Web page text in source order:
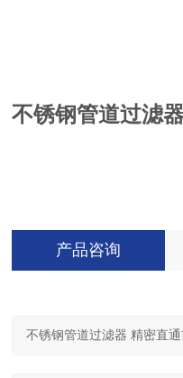
不锈钢管道过滤
产品咨询